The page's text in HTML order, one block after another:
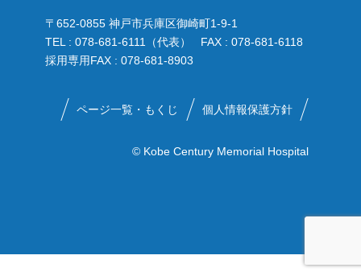
〒652-0855 神戸市兵庫区御崎町1-9-1
TEL : 078-681-6111（代表） FAX : 078-681-6118
採用専用FAX : 078-681-8903
ページ一覧・もくじ 個人情報保護方針
© Kobe Century Memorial Hospital